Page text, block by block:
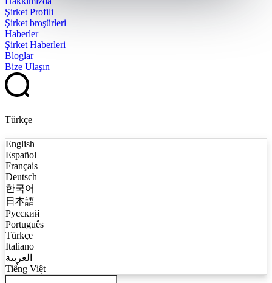
Şirket Profili
Şirket broşürleri
Haberler
Şirket Haberleri
Bloglar
Bize Ulaşın
Türkçe
English
Español
Français
Deutsch
한국어
日本語
Русский
Português
Türkçe
Italiano
العربية
Tiếng Việt